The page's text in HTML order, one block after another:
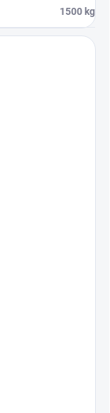
1500 kg